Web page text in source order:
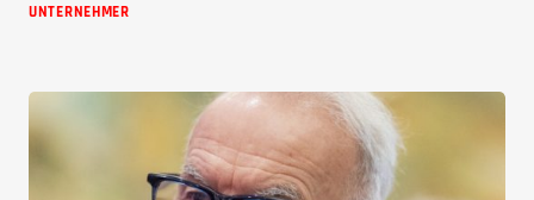
UNTERNEHMER